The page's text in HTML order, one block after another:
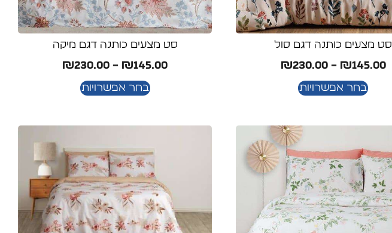
סט מצעים כותנה דגם סול
₪145.00
–
₪230.00
בחר אפשרויות
סט מצעים כותנה דגם מיקה
₪145.00
–
₪230.00
בחר אפשרויות